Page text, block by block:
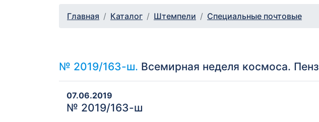
Главная Каталог Штемпели Специальные почтовые
№ 2019/163-ш. Всемирная неделя космоса.
07.06.2019
№ 2019/163-ш